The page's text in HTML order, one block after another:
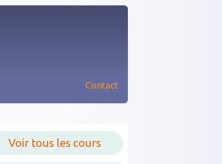
Contact
Voir tous les cours